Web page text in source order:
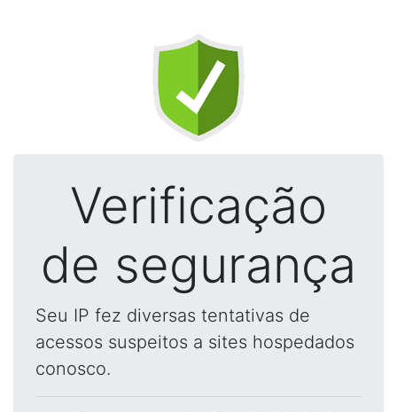
Verificação
de segurança
Seu IP fez diversas tentativas de
acessos suspeitos a sites hospedados
conosco.